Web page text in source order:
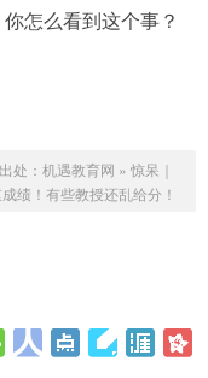
怎么看到这个事？
处： 机遇教育网 » 惊呆｜
绩！有些教授还乱给分！